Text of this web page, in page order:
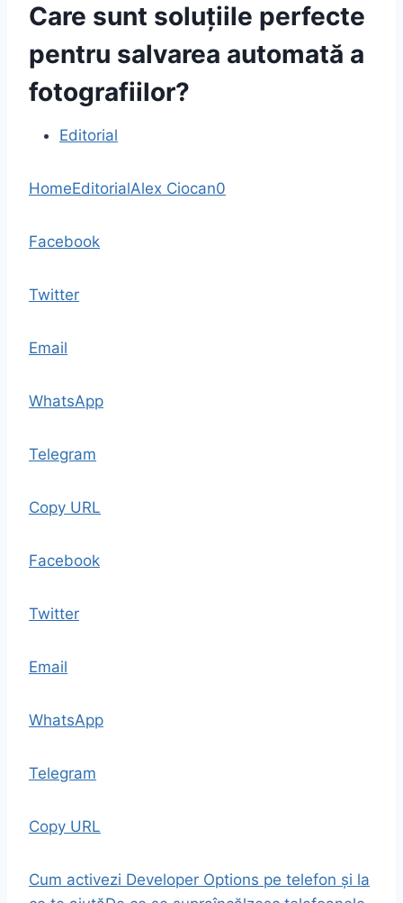
Care sunt soluțiile perfecte
pentru salvarea automată a
fotografiilor?
Editorial
HomeEditorialAlex Ciocan0
Facebook
Twitter
Email
WhatsApp
Telegram
Copy URL
Facebook
Twitter
Email
WhatsApp
Telegram
Copy URL
Cum activezi Developer Options pe telefon și la